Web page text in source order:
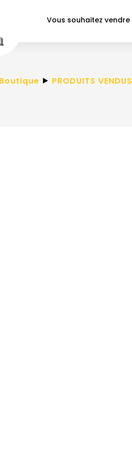
Vous souhaitez vendre
Boutique ⯈ PRODUITS VENDUS